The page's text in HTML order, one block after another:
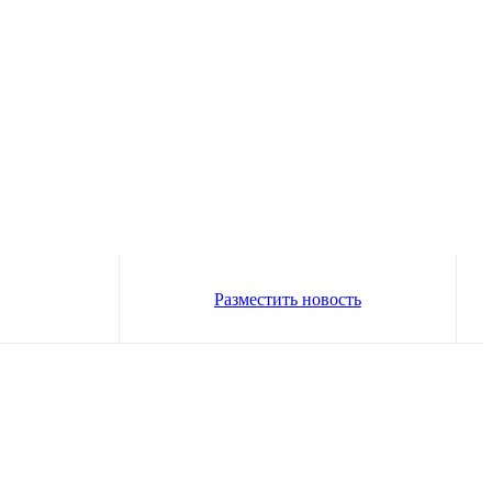
Разместить новость